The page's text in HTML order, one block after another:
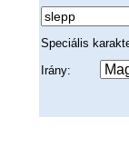
Speciális
Irány: